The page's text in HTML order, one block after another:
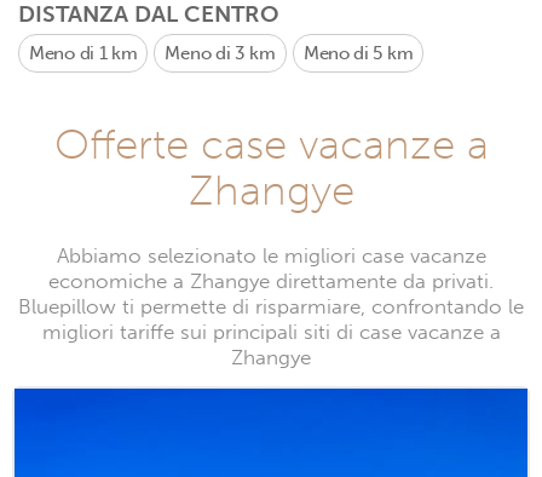
DISTANZA DAL CENTRO
Meno di 1 km Meno di 3 km Meno di 5 km
Offerte case vacanze a
Zhangye
Abbiamo selezionato le migliori case vacanze
economiche a Zhangye direttamente da privati.
Bluepillow ti permette di risparmiare, confrontando le
migliori tariffe sui principali siti di case vacanze a
Zhangye